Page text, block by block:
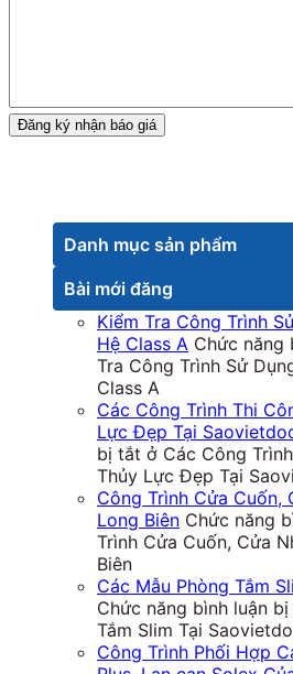
Danh mục sản phẩm
Bài mới đăng
Kiểm Tra Công Trình
Hệ Class A Chức năng
Tra Công Trình Sử
Class A
Các Công Trình Thi
Lực Đẹp Tại
bị tắt ở Các Công
Thủy Lực Đẹp Tại
Công Trình Cửa Cuốn,
Long Biên Chức năng
Trình Cửa Cuốn, Cửa
Biên
Các Mẫu Phòng Tắm
Chức năng bình luận
Tắm Slim Tại
Công Trình Phối Hợp